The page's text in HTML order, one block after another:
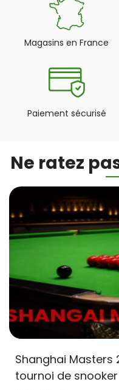
Magasins en France
Paiement sécurisé
Ne ratez
Shanghai Masters
tournoi de snooker